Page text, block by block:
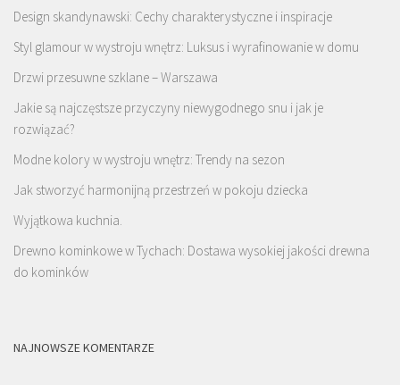
Design skandynawski: Cechy charakterystyczne i inspiracje
Styl glamour w wystroju wnętrz: Luksus i wyrafinowanie w domu
Drzwi przesuwne szklane – Warszawa
Jakie są najczęstsze przyczyny niewygodnego snu i jak je
rozwiązać?
Modne kolory w wystroju wnętrz: Trendy na sezon
Jak stworzyć harmonijną przestrzeń w pokoju dziecka
Wyjątkowa kuchnia.
Drewno kominkowe w Tychach: Dostawa wysokiej jakości drewna
do kominków
NAJNOWSZE KOMENTARZE